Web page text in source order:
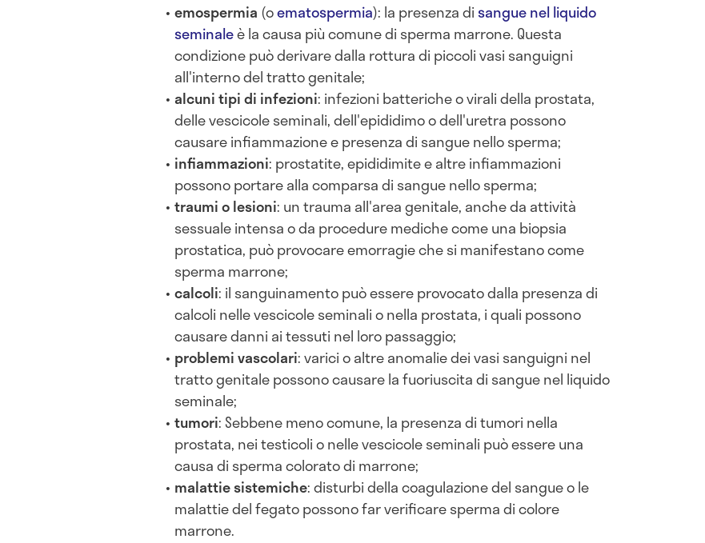
emospermia (oematospermia): la presenza di sangue nel liquido
seminaleè la causa più comune di sperma marrone. Questa
condizione può derivare dalla rottura di piccoli vasi sanguigni
all'interno del tratto genitale;
alcuni tipi di infezioni: infezioni batteriche o virali della prostata,
delle vescicole seminali, dell'epididimo o dell'uretra possono
causare infiammazione e presenza di sangue nello sperma;
infiammazioni: prostatite, epididimite e altre infiammazioni
possono portare alla comparsa di sangue nello sperma;
traumi o lesioni: un trauma all'area genitale, anche da attività
sessuale intensa o da procedure mediche come una biopsia
prostatica, può provocare emorragie che si manifestano come
sperma marrone;
calcoli: il sanguinamento può essere provocato dalla presenza di
calcoli nelle vescicole seminali o nella prostata, i quali possono
causare danni ai tessuti nel loro passaggio;
problemi vascolari: varici o altre anomalie dei vasi sanguigni nel
tratto genitale possono causare la fuoriuscita di sangue nel liquido
seminale;
tumori: Sebbene meno comune, la presenza di tumori nella
prostata, nei testicoli o nelle vescicole seminali può essere una
causa di sperma colorato di marrone;
malattie sistemiche: disturbi della coagulazione del sangue o le
malattie del fegato possono far verificare sperma di colore
marrone.